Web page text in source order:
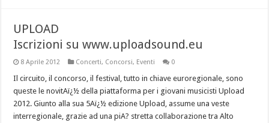
UPLOAD
Iscrizioni su www.uploadsound.eu
8 Aprile 2012 Concerti, Concorsi, Eventi 0
Il circuito, il concorso, il festival, tutto in chiave euroregionale, sono
queste le novitAï¿½ della piattaforma per i giovani musicisti Upload
2012. Giunto alla sua 5Aï¿½ edizione Upload, assume una veste
interregionale, grazie ad una piA? stretta collaborazione tra Alto